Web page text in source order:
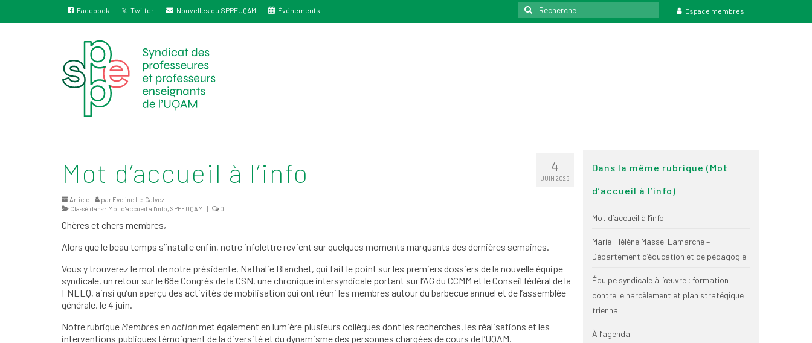
Facebook Twitter Nouvelles du SPPEUQAM Événements
Rechercher
:
Espace membres
4
JUIN 2026
Mot d’accueil à l’info
Article | par Eveline Le-Calvez|
Classé dans : Mot d'accueil à l'info, SPPEUQAM | 0
Chères et chers membres,
Alors que le beau temps s’installe enfin, notre infolettre revient sur quelques moments marquants des dernières semaines.
Vous y trouverez le mot de notre présidente, Nathalie Blanchet, qui fait le point sur les premiers dossiers de la nouvelle équipe
syndicale, un retour sur le 68e Congrès de la CSN, une chronique intersyndicale portant sur l’AG du CCMM et le Conseil fédéral de la
FNEEQ, ainsi qu’un aperçu des activités de mobilisation qui ont réuni les membres autour du barbecue annuel et de l’assemblée
générale, le 4 juin.
Notre rubrique Membres en actionmet également en lumière plusieurs collègues dont les recherches, les réalisations et les
interventions publiques témoignent de la diversité et du dynamisme des personnes chargées de cours de l’UQAM.
Dans la même rubrique (Mot
d’accueil à l’info)
Mot d’accueil à l’info
Marie-Hélène Masse-Lamarche –
Département d’éducation et de pédagogie
Équipe syndicale à l’œuvre ; formation
contre le harcèlement et plan stratégique
triennal
À l’agenda